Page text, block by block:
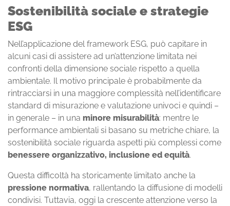
Sostenibilità sociale e strategie
ESG
Nell’applicazione del framework ESG, può capitare in
alcuni casi di assistere ad un’attenzione limitata nei
confronti della dimensione sociale rispetto a quella
ambientale. Il motivo principale è probabilmente da
rintracciarsi in una maggiore complessità nell’identificare
standard di misurazione e valutazione univoci e quindi –
in generale – in una minore misurabilità: mentre le
performance ambientali si basano su metriche chiare, la
sostenibilità sociale riguarda aspetti più complessi come
benessere organizzativo, inclusione ed equità.
Questa difficoltà ha storicamente limitato anche la
pressione normativa, rallentando la diffusione di modelli
condivisi. Tuttavia, oggi la crescente attenzione verso la